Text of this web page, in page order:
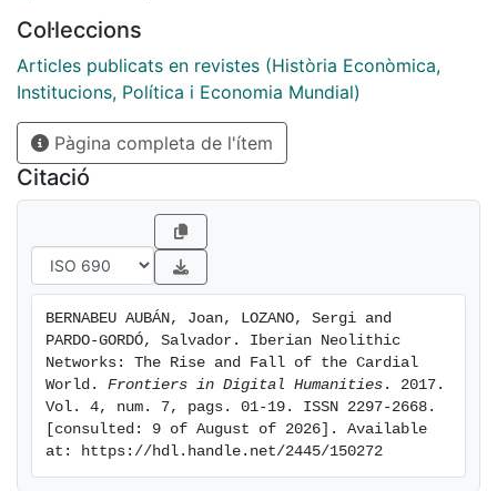
Col·leccions
Articles publicats en revistes (Història Econòmica,
Institucions, Política i Economia Mundial)
Pàgina completa de l'ítem
Citació
BERNABEU AUBÁN, Joan, LOZANO, Sergi and
PARDO-GORDÓ, Salvador. Iberian Neolithic
Networks: The Rise and Fall of the Cardial
World. Frontiers in Digital Humanities . 2017.
Vol. 4, num. 7, pags. 01-19. ISSN 2297-2668.
[consulted: 9 of August of 2026]. Available
at: https://hdl.handle.net/2445/150272